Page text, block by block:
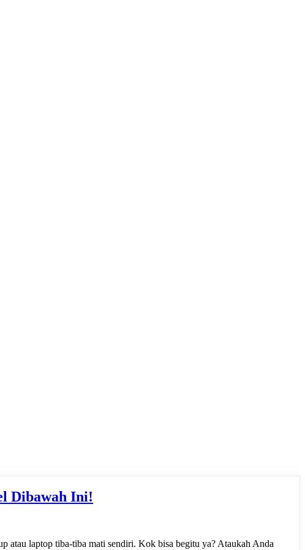
Dibawah Ini!
atau laptop tiba-tiba mati sendiri. Kok bisa begitu ya? Ataukah Anda